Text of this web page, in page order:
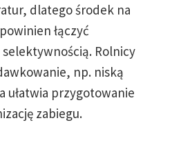
dlatego środek na
łączyć
Rolnicy
np. niską
ułatwia przygotowanie
zabiegu.